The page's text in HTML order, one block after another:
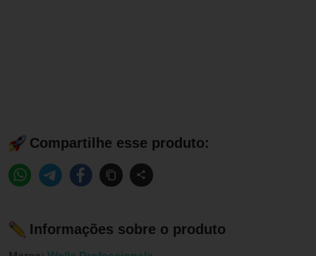
Compartilhe esse produto:
Informações sobre o produto